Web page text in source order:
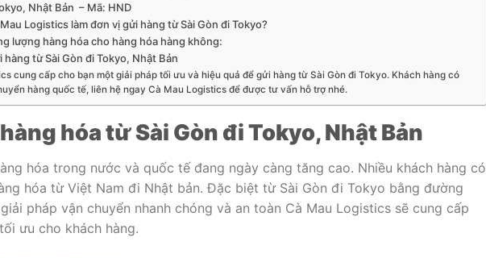
Nhật Bản – Mã: HND
Logistics làm đơn vị gửi hàng từ Sài Gòn đi Tokyo?
lượng hàng hóa cho hàng hóa hàng không:
từ Sài Gòn đi Tokyo, Nhật Bản
cung cấp cho bạn một giải pháp tối ưu và hiệu quả để gửi hàng từ Sài Gòn đi Tokyo. Khách hàng có
hàng quốc tế, liên hệ ngay Cà Mau Logistics để được tư vấn hỗ trợ nhé.
hóa từ Sài Gòn đi Tokyo, Nhật Bản
hóa trong nước và quốc tế đang ngày càng tăng cao. Nhiều khách hàng có
hóa từ Việt Nam đi Nhật bản. Đặc biệt từ Sài Gòn đi Tokyo bằng đường
pháp vận chuyển nhanh chóng và an toàn Cà Mau Logistics sẽ cung cấp
ưu cho khách hàng.